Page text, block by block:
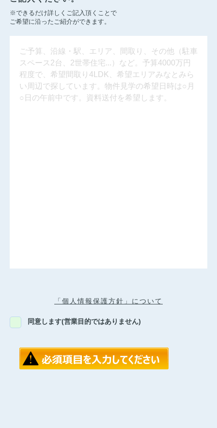
※できるだけ詳しくご記入頂くことで
ご希望に沿ったご紹介ができます。
「個人情報保護方針」について
同意します(営業目的ではありません)